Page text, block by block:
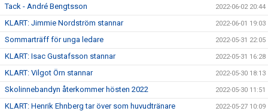
Tack - André Bengtsson 2022-06-02 20:44
KLART: Jimmie Nordström stannar 2022-06-01 19:03
Sommarträff för unga ledare 2022-05-31 22:05
KLART: Isac Gustafsson stannar 2022-05-31 16:28
KLART: Vilgot Örn stannar 2022-05-30 18:13
Skolinnebandyn återkommer hösten 2022 2022-05-30 11:51
KLART: Henrik Ehnberg tar över som huvudtränare 2022-05-27 10:09